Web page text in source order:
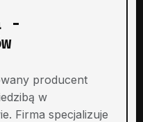
-
producent
w
Firma specjalizuje